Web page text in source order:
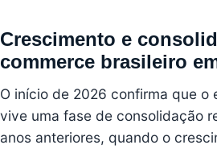
Crescimento e
commerce brasileiro
O início de 2026 confirma que o
vive uma fase de consolidação
anos anteriores, quando o